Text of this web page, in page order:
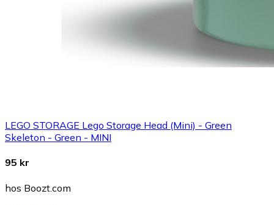
LEGO STORAGE Lego Storage Head (Mini) - Green
Skeleton - Green - MINI
95 kr
hos Boozt.com